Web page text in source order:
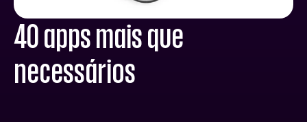
40 apps mais que
necessários